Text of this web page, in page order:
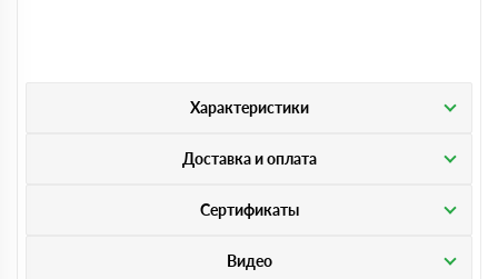
Характеристики
Доставка и оплата
Сертификаты
Видео